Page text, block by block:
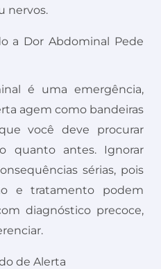
nervos.
a Dor Abdominal Pede
é uma emergência,
agem como bandeiras
você deve procurar
quanto antes. Ignorar
sérias, pois
e tratamento podem
diagnóstico precoce,
de Alerta